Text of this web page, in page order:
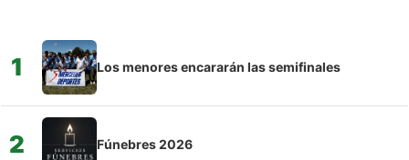
1 Los menores encararán las semifinales
2 Fúnebres 2026